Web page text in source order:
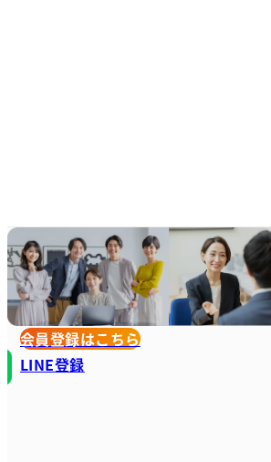
会員登録はこちら
LINE登録